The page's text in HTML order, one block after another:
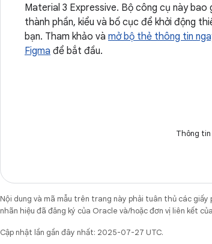
Material 3 Expressive. Bộ công cụ này bao
thành phần, kiểu và bố cục để khởi động
bạn. Tham khảo và mở bộ thẻ thông tin
Figma để bắt đầu.
Thông tin
Nội dung và mã mẫu trên trang này phải tuân thủ các giấy
nhãn hiệu đã đăng ký của Oracle và/hoặc đơn vị liên kết
Cập nhật lần gần đây nhất: 2025-07-27 UTC.